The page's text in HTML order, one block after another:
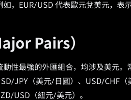
，EUR/USD 代表歐元兌美元，表
Pairs）
性最強的外匯組合，均涉及美元。
JPY（美元/日圓）、USD/CHF
USD（紐元/美元）。